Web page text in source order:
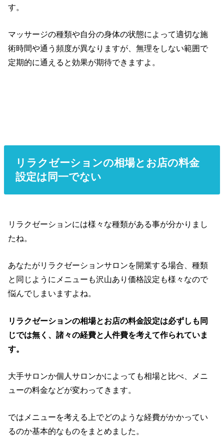
す。
マッサージの種類や自分の身体の状態によって適切な施
術時間や通う頻度が異なりますが、無理をしない範囲で
定期的に通えると効果が期待できますよ。
リラクゼーションの相場とお店の料金
設定は同一でない
リラクゼーションには様々な種類がある事が分かりまし
たね。
あなたがリラクゼーションサロンを開業する場合、種類
と同じようにメニューも沢山あり価格設定も様々なので
悩んでしまいますよね。
リラクゼーションの相場とお店の料金設定は必ずしも同
じでは無く、諸々の経費と人件費を考えて作られていま
す。
大手サロンか個人サロンかによっても相場と比べ、メニ
ューの料金などが変わってきます。
ではメニューを考える上でどのような経費がかかってい
るのか基本的なものをまとめました。